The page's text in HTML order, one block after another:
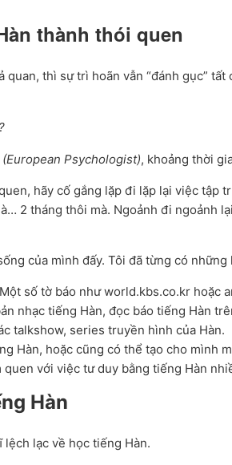
thành thói quen
thì sự trì hoãn vẫn “đánh gục”
(European Psychologist), khoảng thời
hãy cố gắng lặp đi lặp lại việc tập
2 tháng thôi mà. Ngoảnh đi ngoảnh
của mình đấy. Tôi đã từng có những
số tờ báo như world.kbs.co.kr hoặc
nhạc tiếng Hàn, đọc báo tiếng Hàn
talkshow, series truyền hình của Hàn.
Hàn, hoặc cũng có thể tạo cho mình
với việc tư duy bằng tiếng Hàn
Hàn
lạc về học tiếng Hàn.